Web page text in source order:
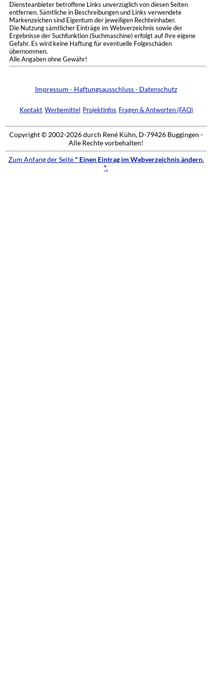
Diensteanbieter betroffene Links unverzüglich von diesen Seiten
entfernen. Sämtliche in Beschreibungen und Links verwendete
Markenzeichen sind Eigentum der jeweiligen Rechteinhaber.
Die Nutzung sämtlicher Einträge im Webverzeichnis sowie der
Ergebnisse der Suchfunktion (Suchmaschine) erfolgt auf Ihre eigene
Gefahr. Es wird keine Haftung für eventuelle Folgeschäden
übernommen.
Alle Angaben ohne Gewähr!
Impressum - Haftungsausschluss - Datenschutz
Kontakt Werbemittel Projektinfos Fragen & Antworten (FAQ)
Copyright © 2002-2026 durch René Kühn, D-79426 Buggingen -
Alle Rechte vorbehalten!
Zum Anfang der Seite " Einen Eintrag im Webverzeichnis ändern.
".